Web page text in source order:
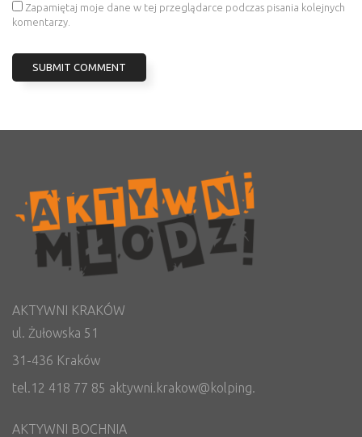
Zapamiętaj moje dane w tej przeglądarce podczas pisania kolejnych
komentarzy.
AKTYWNI KRAKÓW
ul. Żułowska 51
31-436 Kraków
tel.12 418 77 85 aktywni.krakow@kolping.
AKTYWNI BOCHNIA